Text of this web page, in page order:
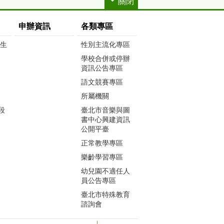
申辦資訊 各類專區
性別主流化專區
學校合併或停辦
資訊公告專區
語文競賽專區
所屬機關
臺北市音樂與圖
書中心興建資訊
公開平臺
正常教學專區
樂齡學習專區
幼兒園不適任人
員公告專區
臺北市特殊教育
諮詢會